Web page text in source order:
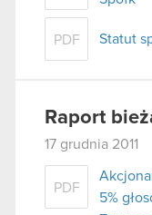
PDF Statut
Raport
17 grudnia 2011
PDF
5%